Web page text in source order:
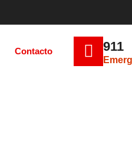
Contacto 911